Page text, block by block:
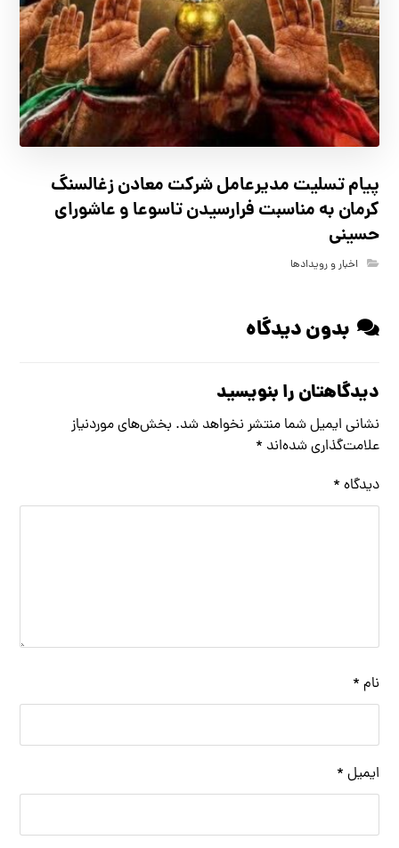
پیام تسلیت مدیرعامل شرکت معادن زغالسنگ
کرمان به مناسبت فرارسیدن تاسوعا و عاشورای
حسینی
اخبار و رویدادها
بدون دیدگاه
دیدگاهتان را بنویسید
نشانی ایمیل شما منتشر نخواهد شد. بخش‌های موردنیاز
علامت‌گذاری شده‌اند *
دیدگاه *
نام *
ایمیل *